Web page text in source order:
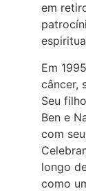
em
Em
câncer,
Seu
Ben e
com
longo
como